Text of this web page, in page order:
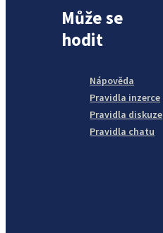
Může se
hodit
Nápověda
Pravidla inzerce
Pravidla diskuze
Pravidla chatu